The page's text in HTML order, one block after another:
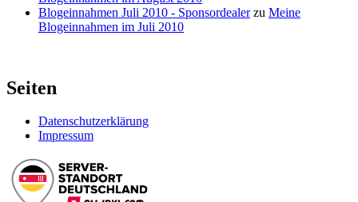
Blogeinnahmen Juli 2010 - Sponsordealerzu Meine
Blogeinnahmen im Juli 2010
Seiten
Datenschutzerklärung
Impressum